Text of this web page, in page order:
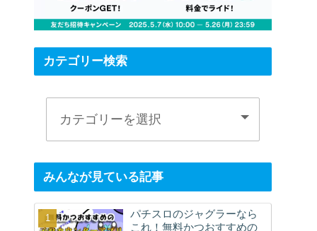
カテゴリー検索
みんなが見ている記事
パチスロのジャグラーなら
これ！無料かつおすすめの